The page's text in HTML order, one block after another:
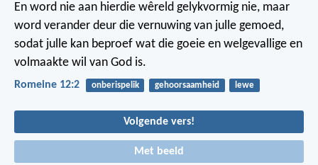
En word nie aan hierdie wêreld gelykvormig nie, maar
word verander deur die vernuwing van julle gemoed,
sodat julle kan beproef wat die goeie en welgevallige en
volmaakte wil van God is.
Romeine 12:2 onberispelik gehoorsaamheid lewe
Volgende vers!
Met beeld